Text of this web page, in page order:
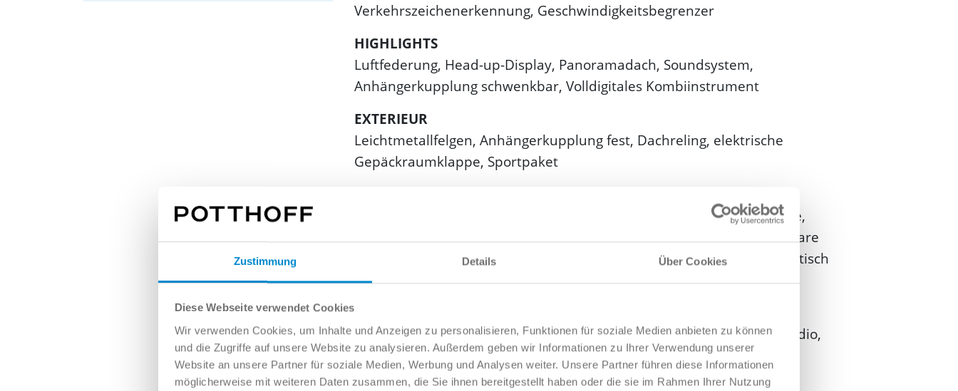
Zustimmung Details Über Cookies
Diese Webseite verwendet Cookies
Wir verwenden Cookies, um Inhalte und Anzeigen zu personalisieren, Funktionen für soziale Medien anbieten zu können
und die Zugriffe auf unsere Website zu analysieren. Außerdem geben wir Informationen zu Ihrer Verwendung unserer
Website an unsere Partner für soziale Medien, Werbung und Analysen weiter. Unsere Partner führen diese Informationen
möglicherweise mit weiteren Daten zusammen, die Sie ihnen bereitgestellt haben oder die sie im Rahmen Ihrer Nutzung
Verkehrszeichenerkennung, Geschwindigkeitsbegrenzer
HIGHLIGHTS
Luftfederung, Head-up-Display, Panoramadach, Soundsystem,
Anhängerkupplung schwenkbar, Volldigitales Kombiinstrument
EXTERIEUR
Leichtmetallfelgen, Anhängerkupplung fest, Dachreling, elektrische
Gepäckraumklappe, Sportpaket
Bordcomputer, Multifunktionslenkrad, Standheizung, elektrische Sitze,
Lendenwirbelstütze, Sitzheizung, Sportsitze, Mittelarmlehne, beheizbare
Frontscheibe, Lederlenkrad, Sitzheizung hinten, Innenspiegel automatisch
abblendend
Navigationssystem, Radio, Bluetooth, Freisprecheinrichtung, Digitalradio,
CarPlay, Android Auto